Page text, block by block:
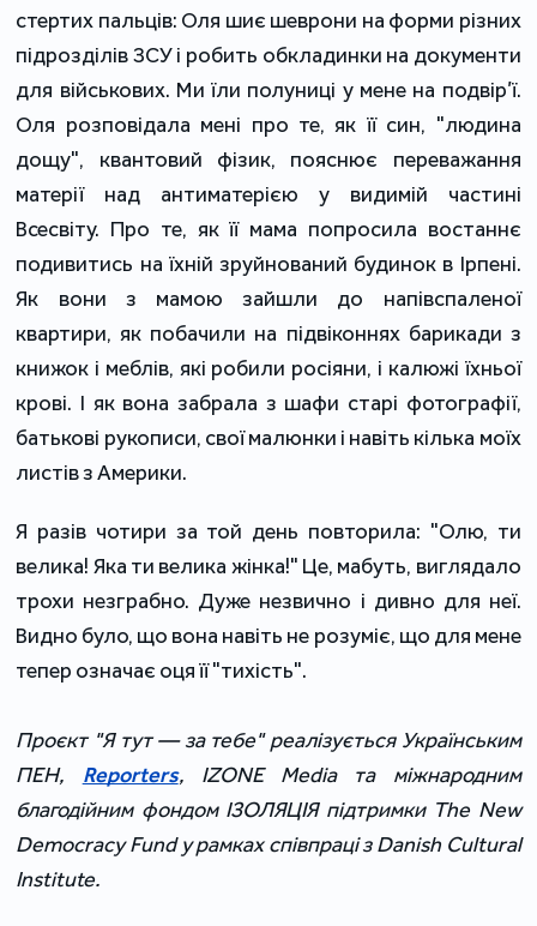
стертих пальців: Оля шиє шеврони на форми різних
підрозділів ЗСУ і робить обкладинки на документи
для військових. Ми їли полуниці у мене на подвір’ї.
Оля розповідала мені про те, як її син, "людина
дощу", квантовий фізик, пояснює переважання
матерії над антиматерією у видимій частині
Всесвіту. Про те, як її мама попросила востаннє
подивитись на їхній зруйнований будинок в Ірпені.
Як вони з мамою зайшли до напівспаленої
квартири, як побачили на підвіконнях барикади з
книжок і меблів, які робили росіяни, і калюжі їхньої
крові. І як вона забрала з шафи старі фотографії,
батькові рукописи, свої малюнки і навіть кілька моїх
листів з Америки.
Я разів чотири за той день повторила: "Олю, ти
велика! Яка ти велика жінка!" Це, мабуть, виглядало
трохи незграбно. Дуже незвично і дивно для неї.
Видно було, що вона навіть не розуміє, що для мене
тепер означає оця її "тихість".
Проєкт "Я тут — за тебе" реалізується Українським
ПЕН, Reporters, IZONE Media та міжнародним
благодійним фондом ІЗОЛЯЦІЯ підтримки The New
Democracy Fund у рамках співпраці з Danish Cultural
Institute.